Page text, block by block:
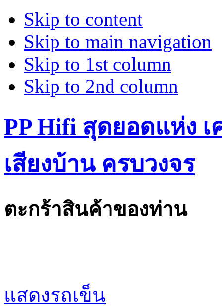
Skip to content
Skip to main navigation
Skip to 1st column
Skip to 2nd column
PP Hifi สุดยอดแห่ง เ
เสียงบ้าน ครบวงจร
ตะกร้าสินค้าของท่าน
แสดงรถเข็น